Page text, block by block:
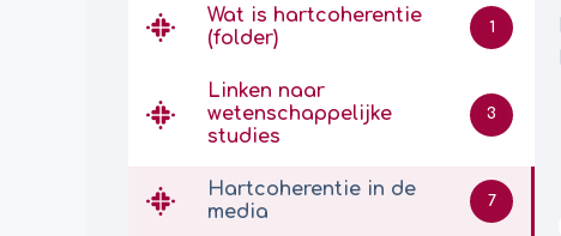
Wat is hartcoherentie
(folder)
1
Linken naar
wetenschappelijke
studies
3
Hartcoherentie in de
media
7